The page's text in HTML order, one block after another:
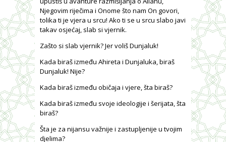
Njegovim riječima i Onome što nam On govori,
tolika ti je vjera u srcu! Ako ti se u srcu slabo javi
takav osjećaj, slab si vjernik.
Zašto si slab vjernik? Jer voliš Dunjaluk!
Kada biraš između Ahireta i Dunjaluka, biraš
Dunjaluk! Nije?
Kada biraš između običaja i vjere, šta biraš?
Kada biraš između svoje ideologije i šerijata, šta
biraš?
Šta je za nijansu važnije i zastupljenije u tvojim
djelima?